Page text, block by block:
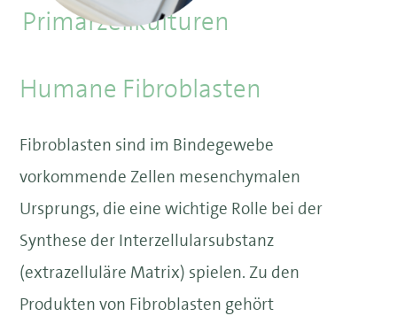
Primärzellkulturen
Humane Fibroblasten
Fibroblasten sind im Bindegewebe
vorkommende Zellen mesenchymalen
Ursprungs, die eine wichtige Rolle bei der
Synthese der Interzellularsubstanz
(extrazelluläre Matrix) spielen. Zu den
Produkten von Fibroblasten gehört